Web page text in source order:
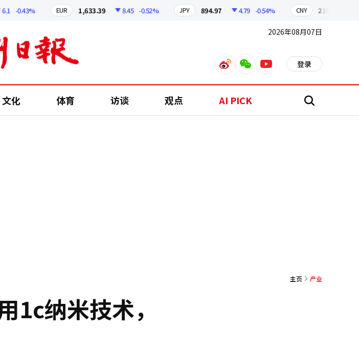
-0.43% EUR 1,633.39 8.45 -0.52% JPY 894.97 4.79 -0.54% CNY 210.10
2026年08月07日
weiboweixinyoutube 登录
文化 体育 访谈 观点 AI PICK 搜
主页 产业
1c纳米技术，